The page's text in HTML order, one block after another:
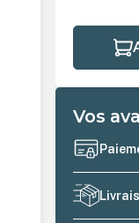
Vos